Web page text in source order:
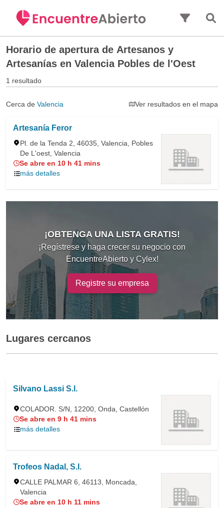
Horario de apertura de Artesanos y
Artesanías en Valencia Pobles de l'Oest
1 resultado
Cerca de Valencia Ver resultados en el mapa
Artesanía Feror
Pl. de la Tenda 2, 46035, Valencia, Pobles
De L'oest, Valencia
Se abre en 10 h 41 mins
más detalles
¡OBTENGA UNA LISTA GRATIS!
¡Regístrese y haga crecer su negocio con
EncuentreAbierto y Cylex!
Registre su empresa
Lugares cercanos
Silvano Lassi S.l.
COLADOR. S/N, 12200, Onda, Castellón
Se abre en 9 h 41 mins
más detalles
Trofeos Nadal, S.l.
CALLE PALMAR 6, 46113, Moncada,
Valencia
Se abre en 10 h 11 mins